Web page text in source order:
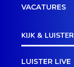
VACATURES
KIJK & LUISTER
LUISTER LIVE